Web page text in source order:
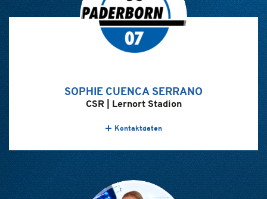
SOPHIE CUENCA SERRANO
CSR | Lernort Stadion
Kontaktdaten